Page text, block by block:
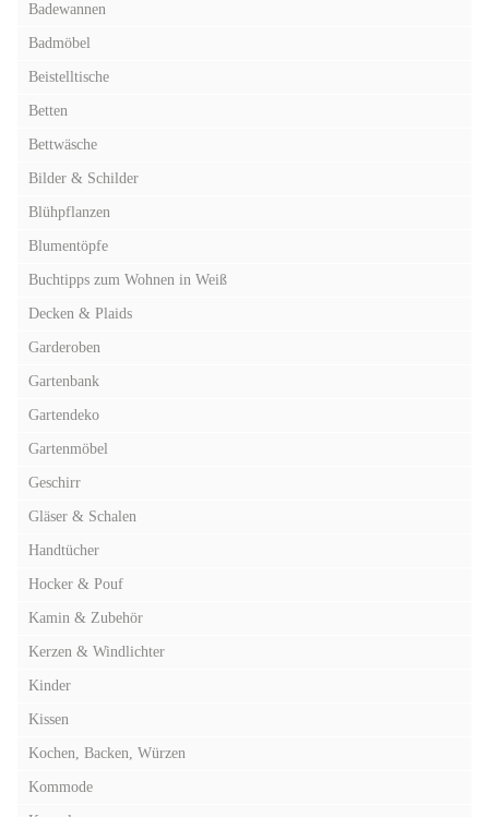
Badewannen
Badmöbel
Beistelltische
Betten
Bettwäsche
Bilder & Schilder
Blühpflanzen
Blumentöpfe
Buchtipps zum Wohnen in Weiß
Decken & Plaids
Garderoben
Gartenbank
Gartendeko
Gartenmöbel
Geschirr
Gläser & Schalen
Handtücher
Hocker & Pouf
Kamin & Zubehör
Kerzen & Windlichter
Kinder
Kissen
Kochen, Backen, Würzen
Kommode